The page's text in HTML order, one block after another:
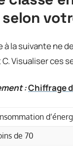
à la suivante ne
C. Visualiser
:Chiffrage
de 70